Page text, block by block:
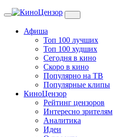
Toggle
Афиша
Топ 100 лучших
Топ 100 худших
Сегодня в кино
Скоро в кино
Популярно на ТВ
Популярные клипы
КиноЦензор
Рейтинг цензоров
Интересно зрителям
Аналитика
Идеи